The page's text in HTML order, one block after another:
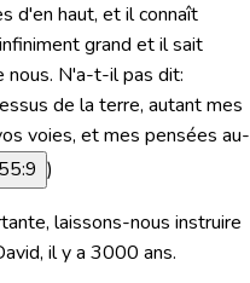
d'en haut, et il connaît
grand et il sait
nous. N'a-t-il pas dit:
de la terre, autant mes
voies, et mes pensées au-
)
laissons-nous instruire
il y a 3000 ans.